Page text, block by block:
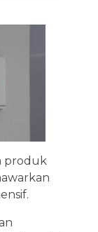
produk